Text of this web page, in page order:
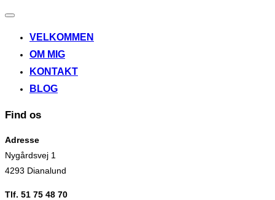
Slå
til/fra
VELKOMMEN
OM MIG
KONTAKT
BLOG
Find os
Adresse
Nygårdsvej 1
4293 Dianalund
Tlf. 51 75 48 70